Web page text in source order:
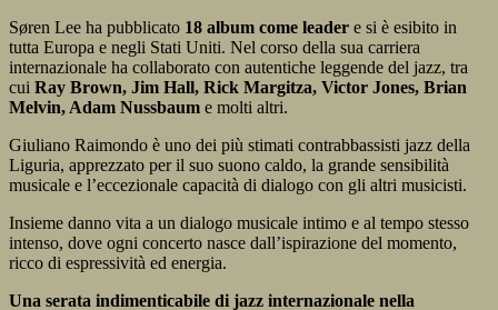
Søren Lee ha pubblicato 18 album come leader e si è esibito in
tutta Europa e negli Stati Uniti. Nel corso della sua carriera
internazionale ha collaborato con autentiche leggende del jazz, tra
cui Ray Brown, Jim Hall, Rick Margitza, Victor Jones, Brian
Melvin, Adam Nussbaum e molti altri.
Giuliano Raimondo è uno dei più stimati contrabbassisti jazz della
Liguria, apprezzato per il suo suono caldo, la grande sensibilità
musicale e l’eccezionale capacità di dialogo con gli altri musicisti.
Insieme danno vita a un dialogo musicale intimo e al tempo stesso
intenso, dove ogni concerto nasce dall’ispirazione del momento,
ricco di espressività ed energia.
Una serata indimenticabile di jazz internazionale nella